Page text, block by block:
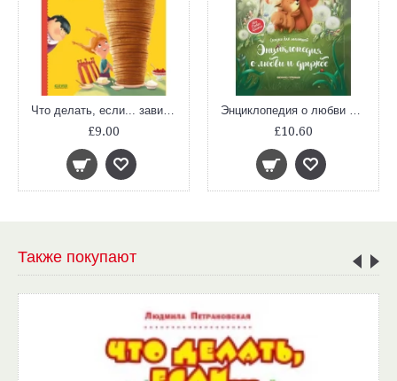
Что делать, если... завидуешь?
£9.00
Энциклопедия о любви и дружбе. Сказки для малышей
£10.60
Также покупают